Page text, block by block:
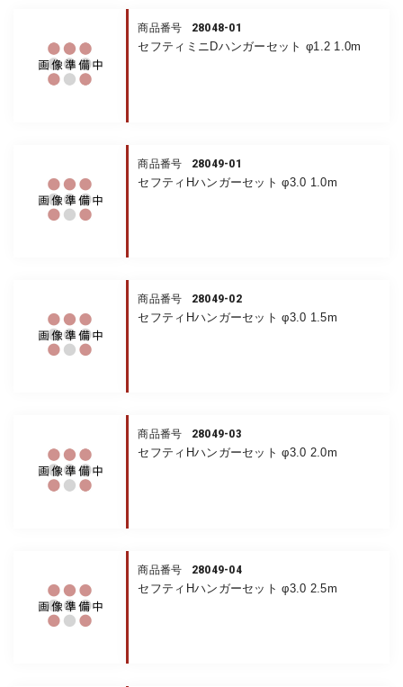
商品番号 28048-01
セフティミニDハンガーセット φ1.2 1.0m
商品番号 28049-01
セフティHハンガーセット φ3.0 1.0m
商品番号 28049-02
セフティHハンガーセット φ3.0 1.5m
商品番号 28049-03
セフティHハンガーセット φ3.0 2.0m
商品番号 28049-04
セフティHハンガーセット φ3.0 2.5m